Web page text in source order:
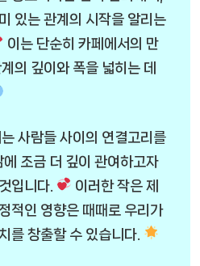
있는 관계의 시작을 알리는
이는 단순히 카페에서의 만
의 깊이와 폭을 넓히는 데
사람들 사이의 연결고리를
에 조금 더 깊이 관여하고자
입니다.
이러한 작은 제
적인 영향은 때때로 우리가
를 창출할 수 있습니다.